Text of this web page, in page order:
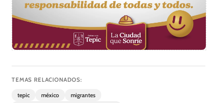
TEMAS RELACIONADOS:
tepic méxico
migrantes